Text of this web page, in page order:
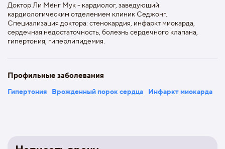
Доктор Ли Мёнг Мук - кардиолог, заведующий
кардиологическим отделением клиник Седжонг.
Специализация доктора: стенокардия, инфаркт миокарда,
сердечная недостаточность, болезнь сердечного клапана,
гипертония, гиперлипидемия.
Профильные заболевания
Гипертония Врожденный порок сердца Инфаркт миокарда